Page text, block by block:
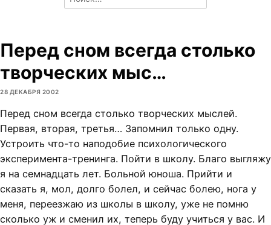
for:
Перед сном всегда столько
творческих мыс…
28 ДЕКАБРЯ 2002
Перед сном всегда столько творческих мыслей.
Первая, вторая, третья… Запомнил только одну.
Устроить что-то наподобие психологического
эксперимента-тренинга. Пойти в школу. Благо выгляжу
я на семнадцать лет. Больной юноша. Прийти и
сказать я, мол, долго болел, и сейчас болею, нога у
меня, переезжаю из школы в школу, уже не помню
сколько уж и сменил их, теперь буду учиться у вас. И